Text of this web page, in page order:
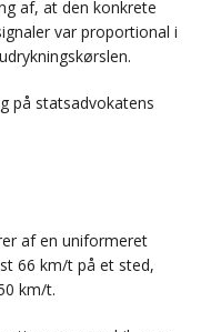
af, at den konkrete
var proportional i
på statsadvokatens
af en uniformeret
66 km/t på et sted,
km/t.